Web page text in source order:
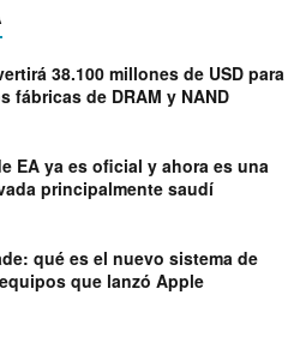
38.100 millones de USD para
fábricas de DRAM y NAND
EA ya es oficial y ahora es una
principalmente saudí
qué es el nuevo sistema de
que lanzó Apple